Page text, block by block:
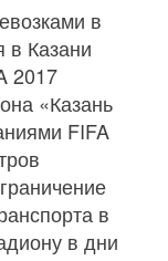
в
в Казани
2017
«Казань
FIFA
в
в дни